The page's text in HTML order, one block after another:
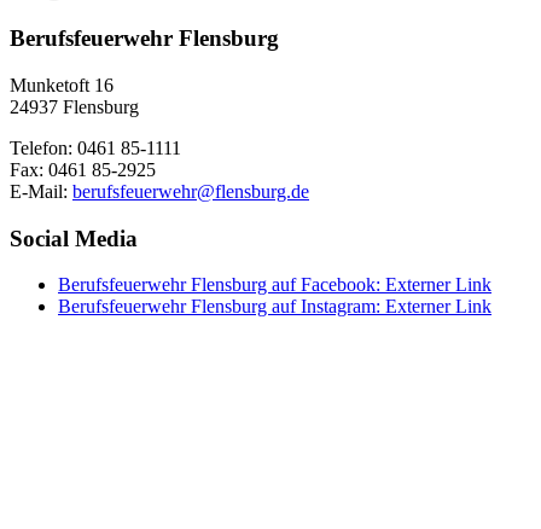
Berufsfeuerwehr Flensburg
Munketoft 16
24937 Flensburg
Telefon: 0461 85-1111
Fax: 0461 85-2925
E-Mail: berufsfeuerwehr@flensburg.de
Social Media
Berufsfeuerwehr Flensburg auf Facebook: Externer Link
Berufsfeuerwehr Flensburg auf Instagram: Externer Link